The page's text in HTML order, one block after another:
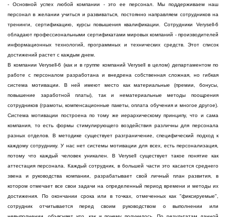
- Основной успех любой компании - это ее персонал. Мы поддерживаем наш
персонал в желании учиться и развиваться, постоянно направляем сотрудников на
тренинги, сертификацию, курсы повышения квалификации. Сотрудники Verysell-6
обладают профессиональными сертификатами мировых компаний - производителей
информационных технологий, программных и технических средств. Этот список
достижений растет с каждым днем.
В компании Verysell-6 (как и в группе компаний Verysell в целом) департаментом по
работе с персоналом разработана и внедрена собственная сложная, но гибкая
система мотивации. В ней имеют место как материальные (премии, бонусы,
повышение заработной платы), так и нематериальные методы поощрения
сотрудников (грамоты, компенсационные пакеты, оплата обучения и многое другое).
Система мотивации построена по тому же иерархическому принципу, что и сама
компания, то есть формы стимулирующего воздействия различны для персонала
разных отделов. В методике существует разграничение, специфический подход к
каждому сотруднику. У нас нет системы мотивации для всех, есть персонализация,
потому что каждый человек уникален. В Verysell существует такое понятие как
аттестация персонала. Каждый сотрудник, в большей части это касается среднего
звена и руководства компании, разрабатывает свой личный план развития, в
котором отмечает все свои задачи на определенный период времени и методы их
достижения. По окончании срока или в точках, отмеченных как "фиксируемые",
сотрудник отчитывается перед своим руководством о выполнении или